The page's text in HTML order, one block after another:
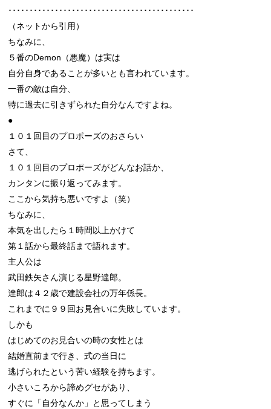
････････････････････････････････････････････
（ネットから引用）
ちなみに、
５番のDemon（悪魔）は実は
自分自身であることが多いとも言われています。
一番の敵は自分、
特に過去に引きずられた自分なんですよね。
●
１０１回目のプロポーズのおさらい
さて、
１０１回目のプロポーズがどんなお話か、
カンタンに振り返ってみます。
ここから気持ち悪いですよ（笑）
ちなみに、
本気を出したら１時間以上かけて
第１話から最終話まで語れます。
主人公は
武田鉄矢さん演じる星野達郎。
達郎は４２歳で建設会社の万年係長。
これまでに９９回お見合いに失敗しています。
しかも
はじめてのお見合いの時の女性とは
結婚直前まで行き、式の当日に
逃げられたという苦い経験を持ちます。
小さいころから諦めグセがあり、
すぐに「自分なんか」と思ってしまう